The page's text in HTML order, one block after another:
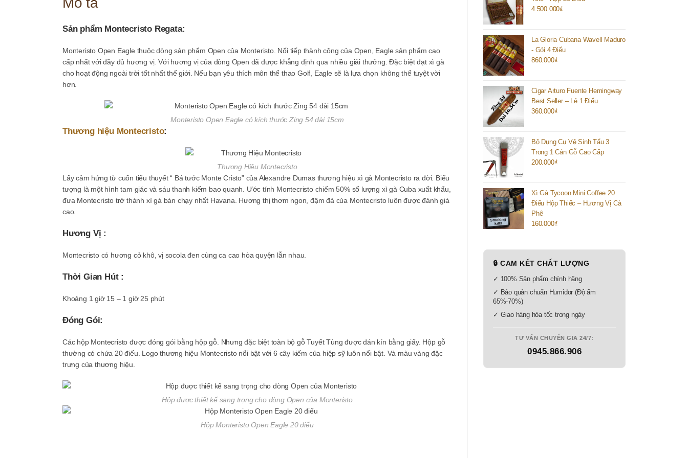
Sản phẩm Montecristo Regata:
Monteristo Open Eagle thuộc dòng sản phẩm Open của Monteristo. Nối tiếp thành công của Open, Eagle sản phẩm cao
cấp nhất với đầy đủ hương vị. Với hương vị của dòng Open đã được khẳng định qua nhiều giải thưởng. Đặc biệt đạt xì gà
cho hoạt động ngoài trời tốt nhất thế giới. Nếu bạn yêu thích môn thể thao Golf, Eagle sẽ là lựa chọn không thể tuyệt vời
hơn.
Monteristo Open Eagle có kích thước Zing 54 dài 15cm
Thương hiệu Montecristo:
Thương Hiệu Montecristo
Lấy cảm hứng từ cuốn tiểu thuyết “ Bá tước Monte Cristo” của Alexandre Dumas thương hiệu xì gà Montecristo ra đời. Biểu
tượng là một hình tam giác và sáu thanh kiếm bao quanh. Ước tính Montecristo chiếm 50% số lượng xì gà Cuba xuất khẩu,
đưa Montecristo trở thành xì gà bán chạy nhất Havana. Hương thị thơm ngon, đậm đà của Montecristo luôn được đánh giá
cao.
Hương Vị :
Montecristo có hương cỏ khô, vị socola đen cùng ca cao hòa quyện lẫn nhau.
Thời Gian Hút :
Khoảng 1 giờ 15 – 1 giờ 25 phút
Đóng Gói:
Các hộp Montecristo được đóng gói bằng hộp gỗ. Nhưng đặc biệt toàn bộ gỗ Tuyết Tùng được dán kín bằng giấy. Hộp gỗ
thường có chứa 20 điếu. Logo thương hiệu Montecristo nổi bật với 6 cây kiếm của hiệp sỹ luôn nổi bật. Và màu vàng đặc
trưng của thương hiệu.
Hộp được thiết kế sang trọng cho dòng Open của Monteristo
Hộp Monteristo Open Eagle 20 điếu
4.500.000₫
La Gloria Cubana Wavell Maduro
- Gói 4 Điếu
860.000₫
Cigar Arturo Fuente Hemingway
Best Seller – Lẻ 1 Điếu
360.000₫
Bộ Dụng Cụ Vệ Sinh Tẩu 3
Trong 1 Cán Gỗ Cao Cấp
200.000₫
Xì Gà Tycoon Mini Coffee 20
Điếu Hộp Thiếc – Hương Vị Cà
Phê
160.000₫
🔒 CAM KẾT CHẤT LƯỢNG
✓ 100% Sản phẩm chính hãng
✓ Bảo quản chuẩn Humidor (Độ ẩm
65%-70%)
✓ Giao hàng hỏa tốc trong ngày
TƯ VẤN CHUYÊN GIA 24/7:
0945.866.906